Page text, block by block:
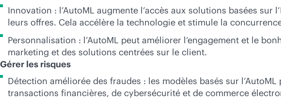
Innovation : l’AutoML augmente l’accès aux solutions basées
leurs offres. Cela accélère la technologie et stimule la
Personnalisation : l’AutoML peut améliorer l’engagement et le
marketing et des solutions centrées sur le client.
Gérer les risques
Détection améliorée des fraudes : les modèles basés sur
transactions financières, de cybersécurité et de commerce